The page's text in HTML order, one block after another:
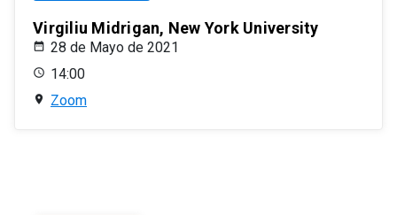
Virgiliu Midrigan, New York University
28 de Mayo de 2021
14:00
Zoom